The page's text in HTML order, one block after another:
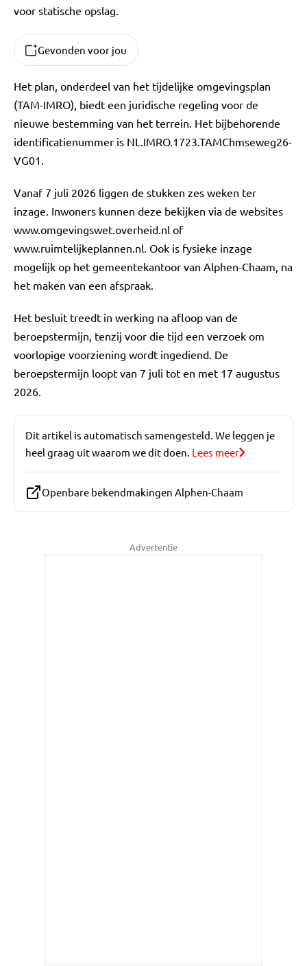
voor statische opslag.
Gevonden voor jou
Het plan, onderdeel van het tijdelijke omgevingsplan
(TAM-IMRO), biedt een juridische regeling voor de
nieuwe bestemming van het terrein. Het bijbehorende
identificatienummer is NL.IMRO.1723.TAMChmseweg26-
VG01.
Vanaf 7 juli 2026 liggen de stukken zes weken ter
inzage. Inwoners kunnen deze bekijken via de websites
www.omgevingswet.overheid.nl of
www.ruimtelijkeplannen.nl. Ook is fysieke inzage
mogelijk op het gemeentekantoor van Alphen-Chaam, na
het maken van een afspraak.
Het besluit treedt in werking na afloop van de
beroepstermijn, tenzij voor die tijd een verzoek om
voorlopige voorziening wordt ingediend. De
beroepstermijn loopt van 7 juli tot en met 17 augustus
2026.
Dit artikel is automatisch samengesteld. We leggen je
heel graag uit waarom we dit doen. Lees meer
Openbare bekendmakingen Alphen-Chaam
Advertentie